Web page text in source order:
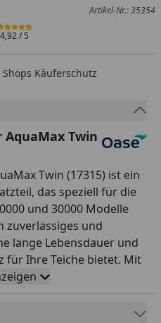
Artikel-Nr.: 35354
4,92/ 5
Käuferschutz
AquaMax Twin
Twin (17315) ist ein
das speziell für die
und 30000 Modelle
zuverlässiges und
lange Lebensdauer und
für Ihre Teiche bietet. Mit
Twin (17315)
Ihr Teich sicher und